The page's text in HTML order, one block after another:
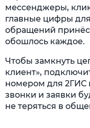
мессенджеры,
главные цифры для
обращений
обошлось каждое.
Чтобы замкнуть
клиент»,
номером для 2ГИС
звонки и заявки
не теряться в